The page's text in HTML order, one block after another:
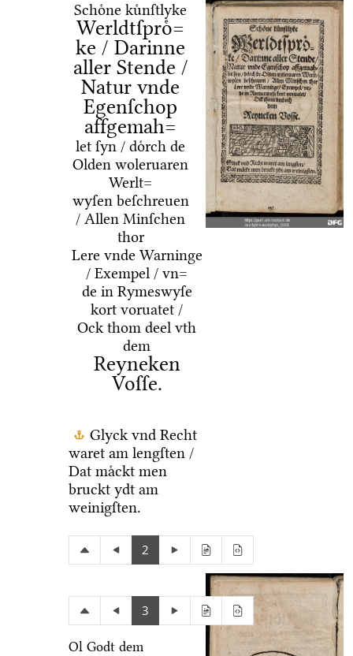
Schoͤne kuͤnſtlyke
Werldtſproͤ=
ke / Darinne
aller Stende /
Natur vnde
Egenſchop
affgemah=
let ſyn / doͤrch de
Olden woleruaren
Werlt=
wyſen beſchreuen
/ Allen Minſchen
thor
Lere vnde Warninge
/ Exempel / vn=
de in Rymeswyſe
kort voruatet /
Ock thom deel vth
dem
Reyneken
Voſſe.
Glyck vnd Recht
waret am lengſten /
Dat maͤckt men
bruckt ydt am
weinigſten.
2
3
Ol Godt dem